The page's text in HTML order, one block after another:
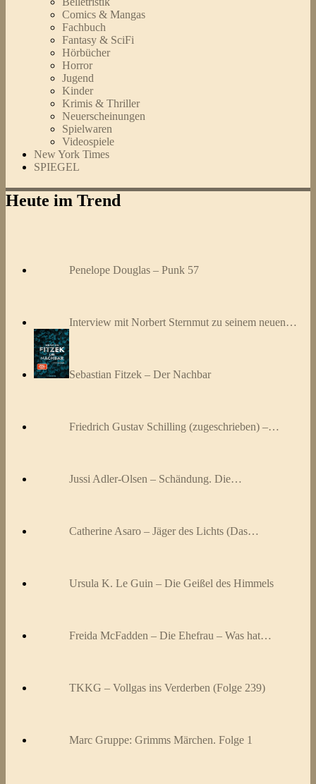
Comics & Mangas
Fachbuch
Fantasy & SciFi
Hörbücher
Horror
Jugend
Kinder
Krimis & Thriller
Neuerscheinungen
Spielwaren
Videospiele
New York Times
SPIEGEL
Heute im Trend
Penelope Douglas – Punk 57
Interview mit Norbert Sternmut zu seinem neuen…
Sebastian Fitzek – Der Nachbar
Friedrich Gustav Schilling (zugeschrieben) –…
Jussi Adler-Olsen – Schändung. Die…
Catherine Asaro – Jäger des Lichts (Das…
Ursula K. Le Guin – Die Geißel des Himmels
Freida McFadden – Die Ehefrau – Was hat…
TKKG – Vollgas ins Verderben (Folge 239)
Marc Gruppe: Grimms Märchen. Folge 1